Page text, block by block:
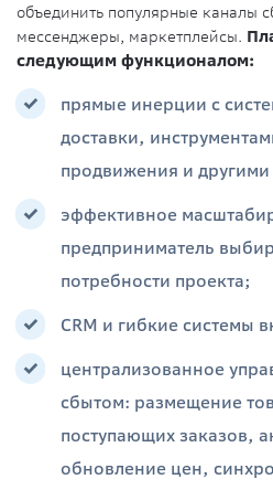
объединить популярные каналы
мессенджеры, маркетплейсы.
следующим функционалом:
прямые инерции с
доставки,
продвижения и
эффективное
предприниматель
потребности проекта;
CRM и гибкие системы
централизованное
сбытом: размещение
поступающих заказов,
обновление цен,